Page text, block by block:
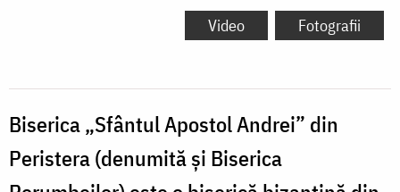
Video Fotografii
Biserica „Sfântul Apostol Andrei” din
Peristera (denumită și Biserica